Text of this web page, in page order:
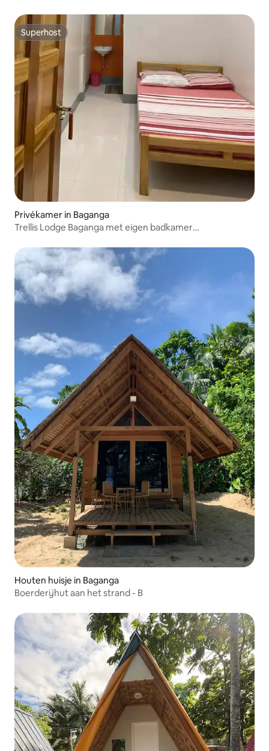
Superhost
Superhost
Privékamer in Baganga
Trellis Lodge Baganga met eigen badkamer
Houten huisje in Baganga
Boerderijhut aan het strand - B